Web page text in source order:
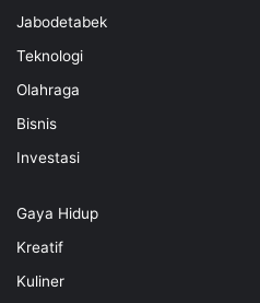
Jabodetabek
Teknologi
Olahraga
Bisnis
Investasi
Gaya Hidup
Kreatif
Kuliner